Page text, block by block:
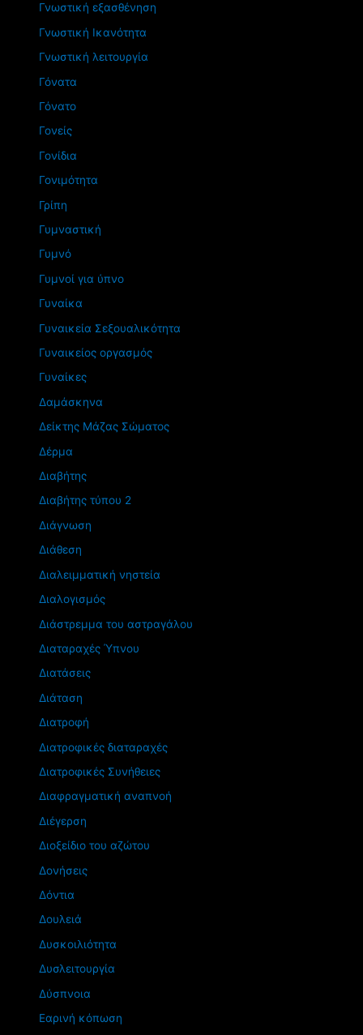
Γνωστική εξασθένηση
Γνωστική Ικανότητα
Γνωστική λειτουργία
Γόνατα
Γόνατο
Γονείς
Γονίδια
Γονιμότητα
Γρίπη
Γυμναστική
Γυμνό
Γυμνοί για ύπνο
Γυναίκα
Γυναικεία Σεξουαλικότητα
Γυναικείος οργασμός
Γυναίκες
Δαμάσκηνα
Δείκτης Μάζας Σώματος
Δέρμα
Διαβήτης
Διαβήτης τύπου 2
Διάγνωση
Διάθεση
Διαλειμματική νηστεία
Διαλογισμός
Διάστρεμμα του αστραγάλου
Διαταραχές Ύπνου
Διατάσεις
Διάταση
Διατροφή
Διατροφικές διαταραχές
Διατροφικές Συνήθειες
Διαφραγματική αναπνοή
Διέγερση
Διοξείδιο του αζώτου
Δονήσεις
Δόντια
Δουλειά
Δυσκοιλιότητα
Δυσλειτουργία
Δύσπνοια
Εαρινή κόπωση